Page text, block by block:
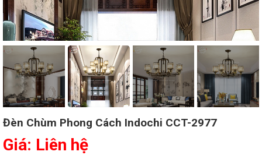
Đèn Chùm Phong Cách Indochi CCT-2977
Giá: Liên hệ